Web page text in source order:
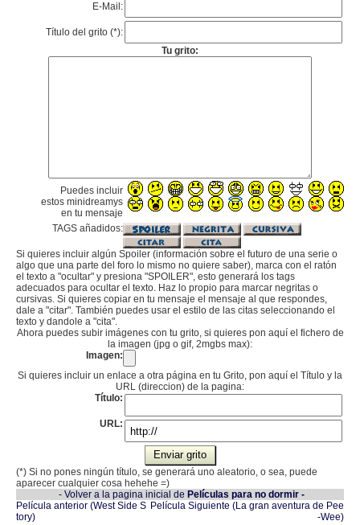
E-Mail:
Título del grito (*):
Tu grito:
Puedes incluir
estos minidreamys
en tu mensaje
TAGS añadidos:
Si quieres incluir algún Spoiler (información sobre el futuro de una serie o
algo que una parte del foro lo mismo no quiere saber), marca con el ratón
el texto a "ocultar" y presiona "SPOILER", esto generará los tags
adecuados para ocultar el texto. Haz lo propio para marcar negritas o
cursivas. Si quieres copiar en tu mensaje el mensaje al que respondes,
dale a "citar". También puedes usar el estilo de las citas seleccionando el
texto y dandole a "cita".
Ahora puedes subir imágenes con tu grito, si quieres pon aquí el fichero de
la imagen (jpg o gif, 2mgbs max):
Imagen:
Si quieres incluir un enlace a otra página en tu Grito, pon aquí el Título y la
URL (direccion) de la pagina:
Título:
URL:
(*) Si no pones ningún título, se generará uno aleatorio, o sea, puede
aparecer cualquier cosa hehehe =)
- Volver a la pagina inicial de Películas para no dormir -
Película anterior (West Side S
tory)
Película Siguiente (La gran aventura de Pee
-Wee)